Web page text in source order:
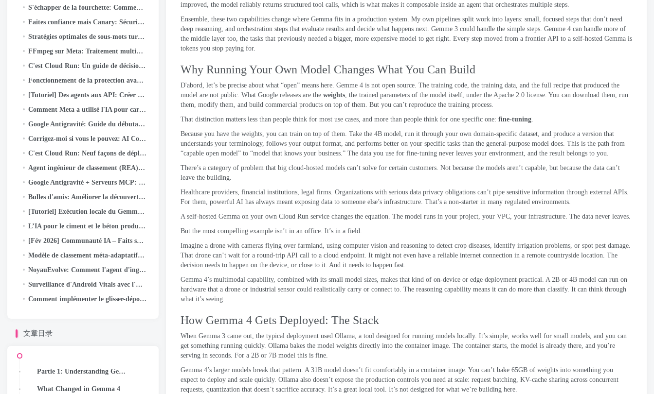
improved, the model reliably returns structured tool calls, which is what makes it composable inside an agent that orchestrates multiple steps.
Ensemble, these two capabilities change where Gemma fits in a production system. My own pipelines split work into layers: small, focused steps that don’t need
deep reasoning, and orchestration steps that evaluate results and decide what happens next. Gemme 3 could handle the simple steps. Gemme 4 can handle more of
the middle layer too, the tasks that previously needed a bigger, more expensive model to get right. Every step moved from a frontier API to a self-hosted Gemma is
tokens you stop paying for.
Why Running Your Own Model Changes What You Can Build
D'abord, let’s be precise about what “open” means here. Gemme 4 is not open source. The training code, the training data, and the full recipe that produced the
model are not public. What Google releases are the weights, the trained parameters of the model itself, under the Apache 2.0 license. You can download them, run
them, modify them, and build commercial products on top of them. But you can’t reproduce the training process.
That distinction matters less than people think for most use cases, and more than people think for one specific one: fine-tuning.
Because you have the weights, you can train on top of them. Take the 4B model, run it through your own domain-specific dataset, and produce a version that
understands your terminology, follows your output format, and performs better on your specific tasks than the general-purpose model does. This is the path from
“capable open model” to “model that knows your business.” The data you use for fine-tuning never leaves your environment, and the result belongs to you.
There’s a category of problem that big cloud-hosted models can’t solve for certain customers. Not because the models aren’t capable, but because the data can’t
leave the building.
Healthcare providers, financial institutions, legal firms. Organizations with serious data privacy obligations can’t pipe sensitive information through external APIs.
For them, powerful AI has always meant exposing data to someone else’s infrastructure. That’s a non-starter in many regulated environments.
A self-hosted Gemma on your own Cloud Run service changes the equation. The model runs in your project, your VPC, your infrastructure. The data never leaves.
But the most compelling example isn’t in an office. It’s in a field.
Imagine a drone with cameras flying over farmland, using computer vision and reasoning to detect crop diseases, identify irrigation problems, or spot pest damage.
That drone can’t wait for a round-trip API call to a cloud endpoint. It might not even have a reliable internet connection in a remote countryside location. The
decision needs to happen on the device, or close to it. And it needs to happen fast.
Gemma 4’s multimodal capability, combined with its small model sizes, makes that kind of on-device or edge deployment practical. A 2B or 4B model can run on
hardware that a drone or industrial sensor could realistically carry or connect to. The reasoning capability means it can do more than classify. It can think through
what it’s seeing.
How Gemma 4 Gets Deployed: The Stack
When Gemma 3 came out, the typical deployment used Ollama, a tool designed for running models locally. It’s simple, works well for small models, and you can
get something running quickly. Ollama bakes the model weights directly into the container image. The container starts, the model is already there, and you’re
serving in seconds. For a 2B or 7B model this is fine.
Gemma 4’s larger models break that pattern. A 31B model doesn’t fit comfortably in a container image. You can’t bake 65GB of weights into something you
expect to deploy and scale quickly. Ollama also doesn’t expose the production controls you need at scale: request batching, KV-cache sharing across concurrent
requests, quantization that doesn’t sacrifice accuracy. It’s a great local tool. It’s not designed for what we’re building here.
S'échapper de la fourchette: Comment Meta a modernisé WebRTC 50+ Cas d'utilisation
Faites confiance mais Canary: Sécurité de la configuration à grande échelle
Stratégies optimales de sous-mots turcs II: Ce que Wordpiece apprend de la morphologie turque
FFmpeg sur Meta: Traitement multimédia à grande échelle
C'est Cloud Run: Un guide de décision pour les développeurs
Fonctionnement de la protection avancée de la navigation dans Messenger
[Tutoriel] Des agents aux API: Créer des systèmes d'IA prêts pour la production avec Google ADK & API rapide
Comment Meta a utilisé l'IA pour cartographier les connaissances tribales dans des pipelines de données à grande échelle
Google Antigravité: Guide du débutant sur le nouvel IDE agent (Étape par étape + Cas d'utilisation réel)
Corrigez-moi si vous le pouvez: AI Codemods pour les applications Android sécurisées par défaut
C'est Cloud Run: Neuf façons de déployer (et quand les utiliser)
Agent ingénieur de classement (REA): L'agent d'IA autonome accélère l'innovation dans le classement des annonces de Meta
Google Antigravité + Serveurs MCP: Comment connecter GitHub et Push Code avec juste une invite (Partie…
Bulles d'amis: Améliorer la découverte sociale sur les bobines Facebook
[Tutoriel] Exécution locale du Gemma-4b de Google avec Google ADK et deux GPU A40
L’IA pour le ciment et le béton produits aux États-Unis
[Fév 2026] Communauté IA – Faits saillants et réalisations des activités
Modèle de classement méta-adaptatif: Plier la courbe de mise à l'échelle d'inférence pour servir des modèles à l'échelle LLM pour les publicités
NoyauEvolve: Comment l'agent d'ingénierie de classement de Meta optimise l'infrastructure d'IA
Surveillance d'Android Vitals avec l'API Play Developer Reporting
Comment implémenter le glisser-déposer dans Kotlin Multiplatform
文章目录
Partie 1: Understanding Gemma 4 sur Cloud Run
What Changed in Gemma 4